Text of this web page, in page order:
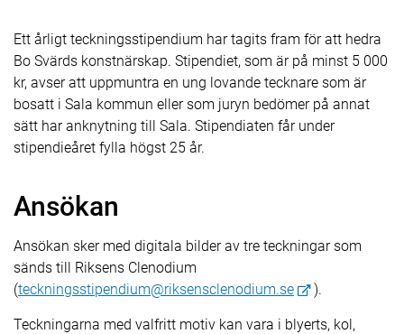
Ett årligt teckningsstipendium har tagits fram för att hedra
Bo Svärds konstnärskap. Stipendiet, som är på minst 5 000
kr, avser att uppmuntra en ung lovande tecknare som är
bosatt i Sala kommun eller som juryn bedömer på annat
sätt har anknytning till Sala. Stipendiaten får under
stipendieåret fylla högst 25 år.
Ansökan
Ansökan sker med digitala bilder av tre teckningar som
sänds till Riksens Clenodium
(teckningsstipendium@riksensclenodium.se ).
Teckningarna med valfritt motiv kan vara i blyerts, kol,